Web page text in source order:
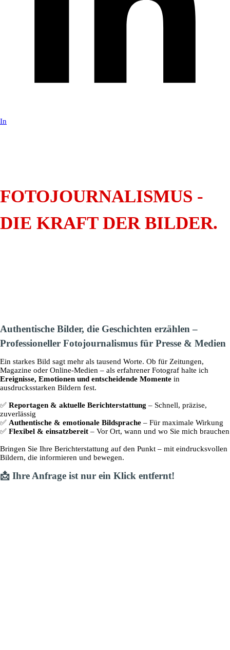
In
FOTOJOURNALISMUS -
DIE KRAFT DER BILDER.
Authentische Bilder, die Geschichten erzählen –
Professioneller Fotojournalismus für Presse & Medien
Ein starkes Bild sagt mehr als tausend Worte. Ob für Zeitungen,
Magazine oder Online-Medien – als erfahrener Fotograf halte ich
Ereignisse, Emotionen und entscheidende Momente in
ausdrucksstarken Bildern fest.
✅ Reportagen & aktuelle Berichterstattung – Schnell, präzise,
zuverlässig
✅ Authentische & emotionale Bildsprache – Für maximale Wirkung
✅ Flexibel & einsatzbereit – Vor Ort, wann und wo Sie mich brauchen
Bringen Sie Ihre Berichterstattung auf den Punkt – mit eindrucksvollen
Bildern, die informieren und bewegen.
📩 Ihre Anfrage ist nur ein Klick entfernt!